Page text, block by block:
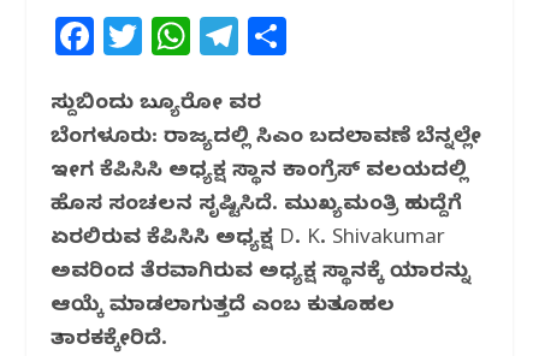
F
c
e
b
o
o
k
T
itt
e
r
W
at
s
A
p
p
T
e
g
ra
m
e
ಸುದ್ದಿಬಿಂದು ಬ್ಯೂರೋ ವರದಿ
ಬೆಂಗಳೂರು: ರಾಜ್ಯದಲ್ಲಿ ಸಿಎಂ ಬದಲಾವಣೆ ಬೆನ್ನಲ್ಲೇ
ಇದೀಗ ಕೆಪಿಸಿಸಿ ಅಧ್ಯಕ್ಷ ಸ್ಥಾನ ಕಾಂಗ್ರೆಸ್ ವಲಯದಲ್ಲಿ
ಹೊಸ ಸಂಚಲನ ಸೃಷ್ಟಿಸಿದೆ. ಮುಖ್ಯಮಂತ್ರಿ ಹುದ್ದೆಗೆ
ಏರಲಿರುವ ಕೆಪಿಸಿಸಿ ಅಧ್ಯಕ್ಷ D. K. Shivakumar
ಅವರಿಂದ ತೆರವಾಗಿರುವ ಅಧ್ಯಕ್ಷ ಸ್ಥಾನಕ್ಕೆ ಯಾರನ್ನು
ಆಯ್ಕೆ ಮಾಡಲಾಗುತ್ತದೆ ಎಂಬ ಕುತೂಹಲ
ತಾರಕಕ್ಕೇರಿದೆ.